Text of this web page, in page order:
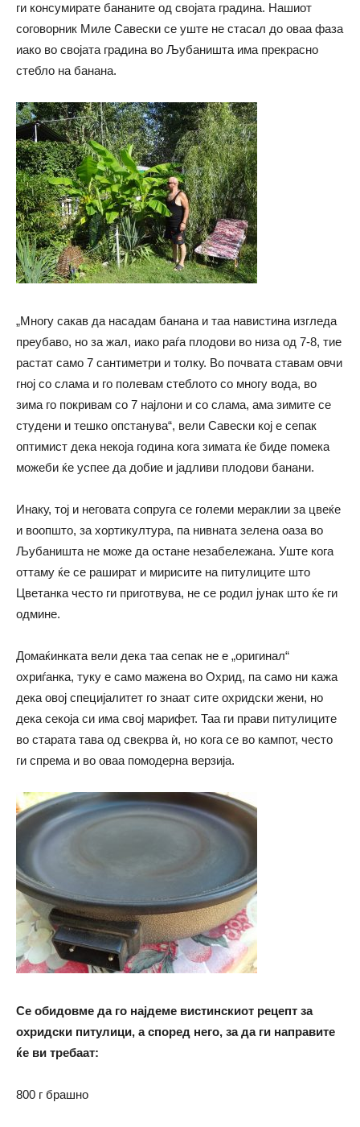
ги консумирате бананите од својата градина. Нашиот
соговорник Миле Савески се уште не стасал до оваа фаза
иако во својата градина во Љубаништа има прекрасно
стебло на банана.
„Многу сакав да насадам банана и таа навистина изгледа
преубаво, но за жал, иако раѓа плодови во низа од 7-8, тие
растат само 7 сантиметри и толку. Во почвата ставам овчи
гној со слама и го полевам стеблото со многу вода, во
зима го покривам со 7 најлони и со слама, ама зимите се
студени и тешко опстанува“, вели Савески кој е сепак
оптимист дека некоја година кога зимата ќе биде помека
можеби ќе успее да добие и јадливи плодови банани.
Инаку, тој и неговата сопруга се големи мераклии за цвеќе
и воопшто, за хортикултура, па нивната зелена оаза во
Љубаништа не може да остане незабележана. Уште кога
оттаму ќе се рашират и мирисите на питулиците што
Цветанка често ги приготвува, не се родил јунак што ќе ги
одмине.
Домаќинката вели дека таа сепак не е „оригинал“
охриѓанка, туку е само мажена во Охрид, па само ни кажа
дека овој специјалитет го знаат сите охридски жени, но
дека секоја си има свој марифет. Таа ги прави питулиците
во старата тава од свекрва ѝ, но кога се во кампот, често
ги спрема и во оваа помодерна верзија.
Се обидовме да го најдеме вистинскиот рецепт за
охридски питулици, а според него, за да ги направите
ќе ви требаат:
800 г брашно